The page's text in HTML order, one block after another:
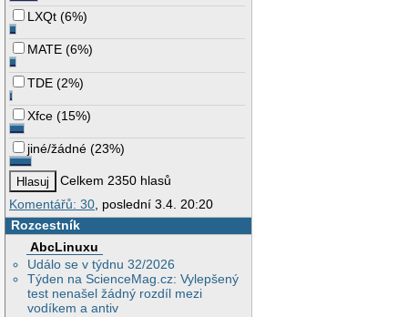
LXQt (6%)
MATE (6%)
TDE (2%)
Xfce (15%)
jiné/žádné (23%)
Celkem 2350 hlasů
Komentářů: 30 , poslední 3.4. 20:20
Rozcestník
AbcLinuxu
Událo se v týdnu 32/2026
Týden na ScienceMag.cz: Vylepšený
test nenašel žádný rozdíl mezi
vodíkem a antiv